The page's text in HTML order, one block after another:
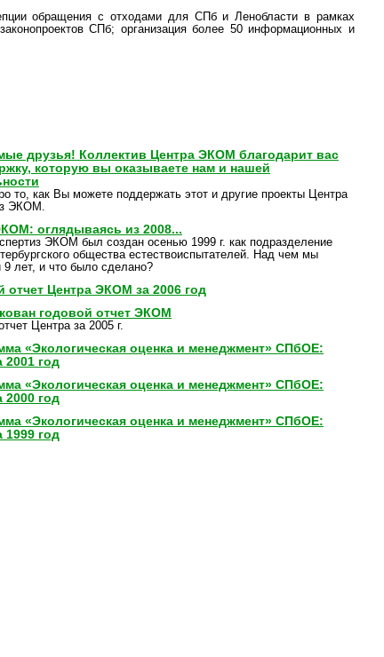
обращения с отходами для СПб и Ленобласти в рамках
СПб; организация более 50 информационных и
друзья! Коллектив Центра ЭКОМ благодарит вас
которую вы оказываете нам и нашей
то, как Вы можете поддержать этот и другие проекты Центра
ЭКОМ.
оглядываясь из 2008...
ЭКОМ был создан осенью 1999 г. как подразделение
общества естествоиспытателей. Над чем мы
9 лет, и что было сделано?
отчет Центра ЭКОМ за 2006 год
годовой отчет ЭКОМ
Центра за 2005 г.
«Экологическая оценка и менеджмент» СПбОЕ:
2001 год
«Экологическая оценка и менеджмент» СПбОЕ:
2000 год
«Экологическая оценка и менеджмент» СПбОЕ:
1999 год